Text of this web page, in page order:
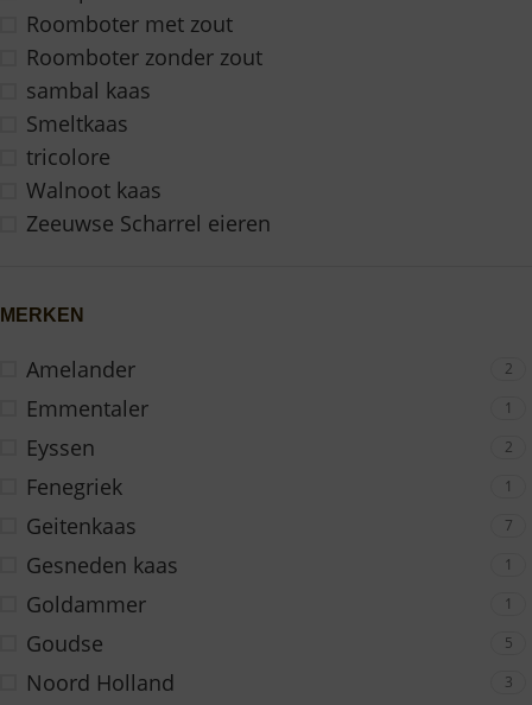
Roomboter met zout
Roomboter zonder zout
sambal kaas
Smeltkaas
tricolore
Walnoot kaas
Zeeuwse Scharrel eieren
MERKEN
Amelander 2
Emmentaler 1
Eyssen 2
Fenegriek 1
Geitenkaas 7
Gesneden kaas 1
Goldammer 1
Goudse 5
Noord Holland 3